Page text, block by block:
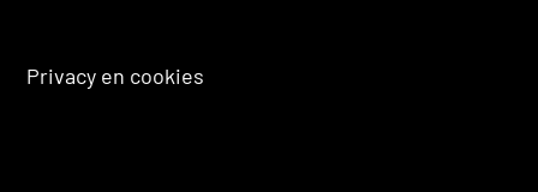
Privacy en cookies